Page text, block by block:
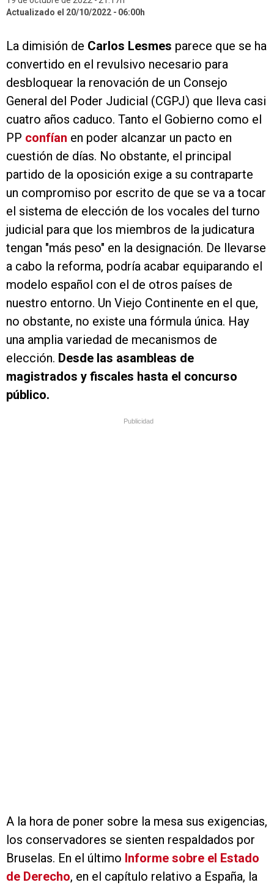
Actualizado el 20/10/2022
06:00h
La dimisión de Carlos Lesmes parece que se ha
convertido en el revulsivo necesario para
desbloquear la renovación de un Consejo
General del Poder Judicial (CGPJ) que lleva casi
cuatro años caduco. Tanto el Gobierno como el
PP confían en poder alcanzar un pacto en
cuestión de días. No obstante, el principal
partido de la oposición exige a su contraparte
un compromiso por escrito de que se va a tocar
el sistema de elección de los vocales del turno
judicial para que los miembros de la judicatura
tengan "más peso" en la designación. De llevarse
a cabo la reforma, podría acabar equiparando el
modelo español con el de otros países de
nuestro entorno. Un Viejo Continente en el que,
no obstante, no existe una fórmula única. Hay
una amplia variedad de mecanismos de
elección. Desde las asambleas de
magistrados y fiscales hasta el concurso
público.
Publicidad
A la hora de poner sobre la mesa sus exigencias,
los conservadores se sienten respaldados por
Bruselas. En el último Informe sobre el Estado
de Derecho, en el capítulo relativo a España, la